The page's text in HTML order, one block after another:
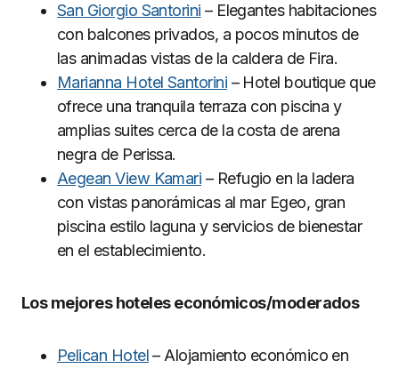
San Giorgio Santorini – Elegantes habitaciones
con balcones privados, a pocos minutos de
las animadas vistas de la caldera de Fira.
Marianna Hotel Santorini – Hotel boutique que
ofrece una tranquila terraza con piscina y
amplias suites cerca de la costa de arena
negra de Perissa.
Aegean View Kamari – Refugio en la ladera
con vistas panorámicas al mar Egeo, gran
piscina estilo laguna y servicios de bienestar
en el establecimiento.
Los mejores hoteles económicos/moderados
Pelican Hotel– Alojamiento económico en